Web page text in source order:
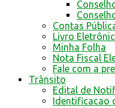
Contas
Livro
Minha Folha
Nota Fiscal
Fale com a
Trânsito
Edital de
Identificacao